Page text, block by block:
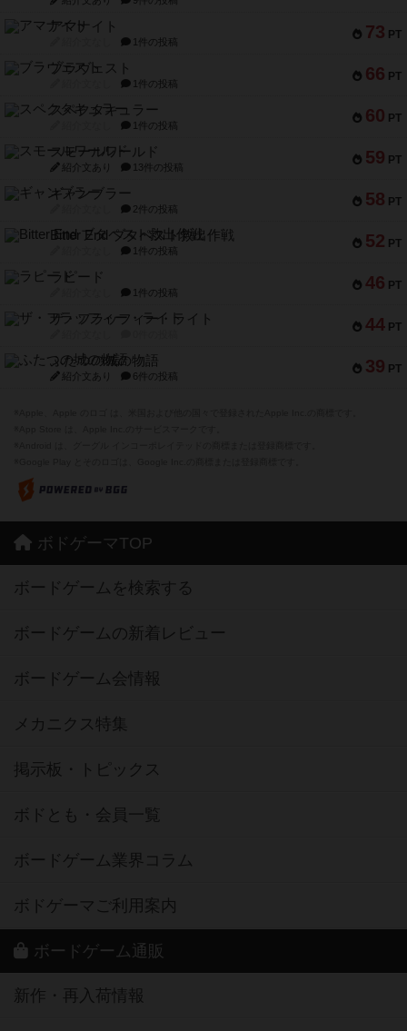
73 PT
アマナイト
1件の投稿
66 PT
ブラヴェスト
1件の投稿
60 PT
スペクタキュラー
1件の投稿
59 PT
スモールワールド
紹介文あり 13件の投稿
58 PT
ギャンブラー
2件の投稿
52 PT
Bitter End ブタペスト救出作戦
1件の投稿
46 PT
ラピード
1件の投稿
44 PT
ザ・フラッフィー・ライト
39 PT
ふたつの城の物語
紹介文あり 6件の投稿
ボドゲーマTOP
ボードゲームを検索する
ボードゲームの新着レビュー
ボードゲーム会情報
メカニクス特集
掲示板・トピックス
ボドとも・会員一覧
ボードゲーム業界コラム
ボドゲーマご利用案内
ボードゲーム通販
新作・再入荷情報